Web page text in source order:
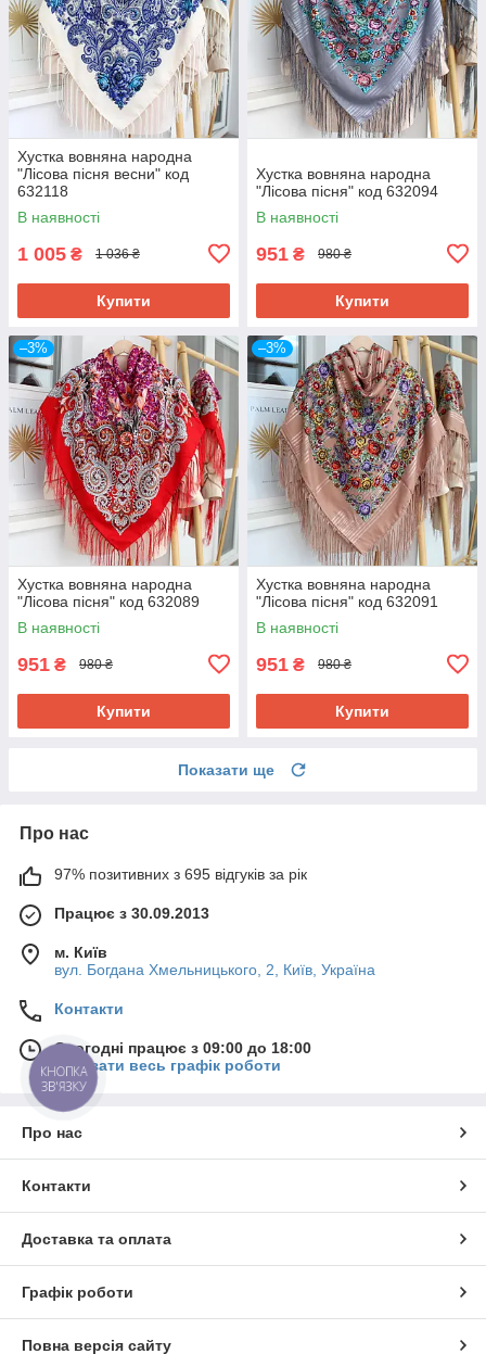
Хустка вовняна народна
"Лісова пісня весни" код
632118
В наявності
1 005 ₴ 1 036 ₴
Купити
Хустка вовняна народна
"Лісова пісня" код 632094
В наявності
951 ₴ 980 ₴
Купити
–3%
Хустка вовняна народна
"Лісова пісня" код 632089
В наявності
951 ₴ 980 ₴
Купити
–3%
Хустка вовняна народна
"Лісова пісня" код 632091
В наявності
951 ₴ 980 ₴
Купити
Показати ще
Про нас
97% позитивних з 695 відгуків за рік
Працює з 30.09.2013
м. Київ
вул. Богдана Хмельницького, 2, Київ, Україна
Контакти
Сьогодні працює з 09:00 до 18:00
Показати весь графік роботи
Про нас
Контакти
Доставка та оплата
Графік роботи
Повна версія сайту
КНОПКА
ЗВ'ЯЗКУ